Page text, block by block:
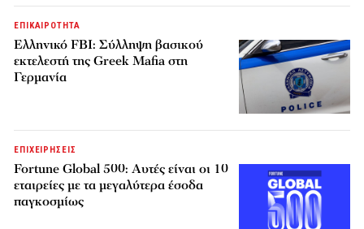
ΕΠΙΚΑΙΡΟΤΗΤΑ
Ελληνικό FBI: Σύλληψη βασικού
εκτελεστή της Greek Mafia στη
Γερμανία
ΕΠΙΧΕΙΡΗΣΕΙΣ
Fortune Global 500: Αυτές είναι οι 10
εταιρείες με τα μεγαλύτερα έσοδα
παγκοσμίως